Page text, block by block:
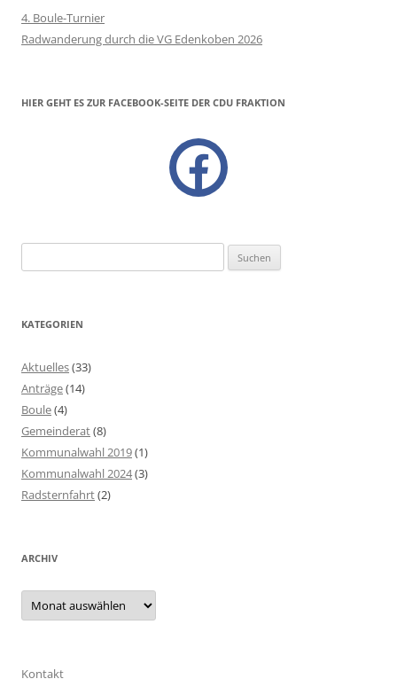
4. Boule-Turnier
Radwanderung durch die VG Edenkoben 2026
HIER GEHT ES ZUR FACEBOOK-SEITE DER CDU FRAKTION
facebook
nach:
KATEGORIEN
Aktuelles(33)
Anträge(14)
Boule(4)
Gemeinderat(8)
Kommunalwahl 2019(1)
Kommunalwahl 2024(3)
Radsternfahrt(2)
ARCHIV
Archiv
Kontakt